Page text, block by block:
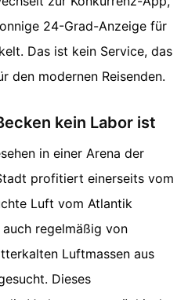
24-Grad-Anzeige für
Das ist kein Service, das
den modernen Reisenden.
kein Labor ist
in einer Arena der
profitiert einerseits vom
Luft vom Atlantik
regelmäßig von
Luftmassen aus
Dieses